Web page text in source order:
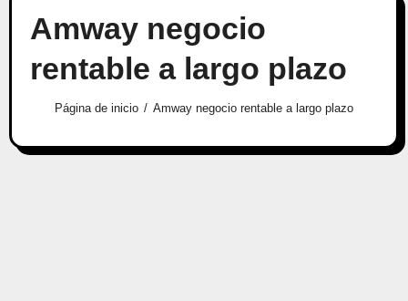
Amway negocio
rentable a largo plazo
Página de inicio Amway negocio rentable a largo plazo